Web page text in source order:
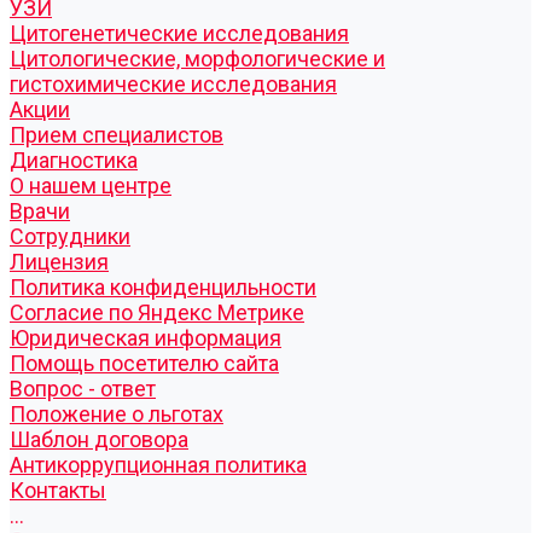
УЗИ
Цитогенетические исследования
Цитологические, морфологические и
гистохимические исследования
Акции
Прием специалистов
Диагностика
О нашем центре
Врачи
Сотрудники
Лицензия
Политика конфиденцильности
Согласие по Яндекс Метрике
Юридическая информация
Помощь посетителю сайта
Вопрос - ответ
Положение о льготах
Шаблон договора
Антикоррупционная политика
Контакты
...